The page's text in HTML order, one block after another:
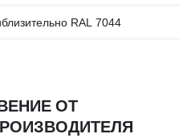
RAL 7044
ОТ